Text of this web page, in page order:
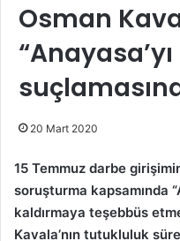
Osman
20 Mart 2020
15 Temmuz darbe
soruşturma kapsamında
kaldırmaya teşebbüs
Kavala’nın tutukluluk